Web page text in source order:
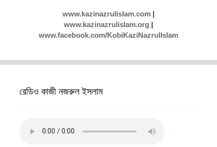
www.kazinazrulislam.com |
www.kazinazrulislam.org |
www.facebook.com/KobiKaziNazrulIslam
রেডিও কাজী নজরুল ইসলাম